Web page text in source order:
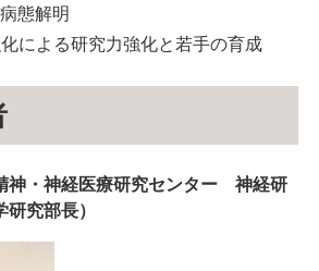
態解明
による研究力強化と若手の育成
神・神経医療研究センター 神経研
究部長）